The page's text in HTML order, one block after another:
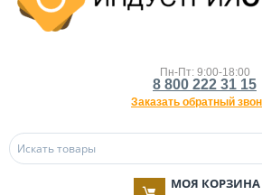
Пн-Пт: 9:00-18:00
8 800 222 31 15
Заказать обратный
МОЯ КОРЗИНА